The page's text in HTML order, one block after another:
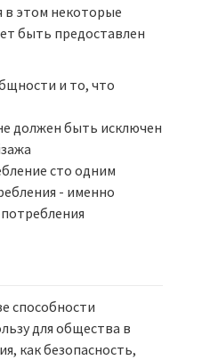
в этом некоторые
быть предоставлен
и то, что
должен быть исключен
сто одним
- именно
способности
для общества в
как безопасность,